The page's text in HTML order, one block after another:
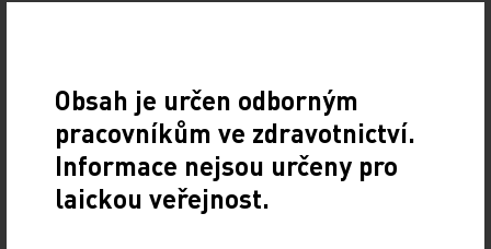
zdravých novorozenců, kteří se narodili v roce 1998
v městském prostředí. Celkem byly vyhodnoceny
informace o 2 441 dětech, z nichž 55 % spalo na
zvířecí srsti v prvních třech měsících života. Další
Obsah je určen odborným
pracovníkům ve zdravotnictví.
Informace nejsou určeny pro
laickou veřejnost.